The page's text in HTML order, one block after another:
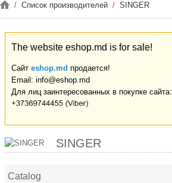
/ Список производителей / SINGER
The website eshop.md is for sale!
Сайт eshop.md продается!
Email: info@eshop.md
Для лиц заинтересованных в покупке сайта:
SINGER
Catalog